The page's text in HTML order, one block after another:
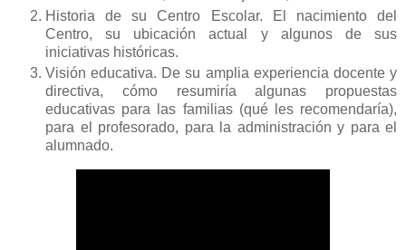
Historia de su Centro Escolar. El nacimiento del
Centro, su ubicación actual y algunos de sus
iniciativas históricas.
Visión educativa. De su amplia experiencia docente y
directiva, cómo resumiría algunas propuestas
educativas para las familias (qué les recomendaría),
para el profesorado, para la administración y para el
alumnado.